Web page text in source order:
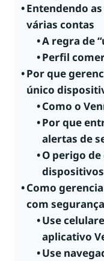
Entendendo
várias contas
A regra de
Perfil
Por que
único
Como o
Por que
alertas de
O perigo
Como
com
Use
aplicativo
Use